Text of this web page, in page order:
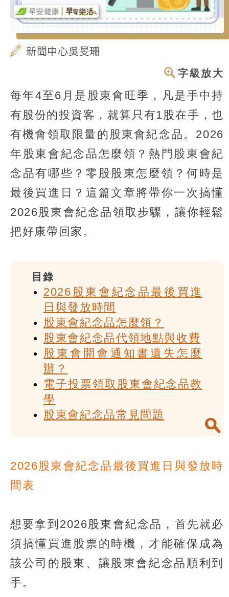
新聞中心吳旻珊
字級放大
每年4至6月是股東會旺季，凡是手中持
有股份的投資客，就算只有1股在手，也
有機會領取限量的股東會紀念品。2026
年股東會紀念品怎麼領？熱門股東會紀
念品有哪些？零股股東怎麼領？何時是
最後買進日？這篇文章將帶你一次搞懂
2026股東會紀念品領取步驟，讓你輕鬆
把好康帶回家。
目錄
2026股東會紀念品最後買進
日與發放時間
股東會紀念品怎麼領？
股東會紀念品代領地點與收費
股東會開會通知書遺失怎麼
辦？
電子投票領取股東會紀念品教
學
股東會紀念品常見問題
2026股東會紀念品最後買進日與發放時
間表
想要拿到2026股東會紀念品，首先就必
須搞懂買進股票的時機，才能確保成為
該公司的股東、讓股東會紀念品順利到
手。